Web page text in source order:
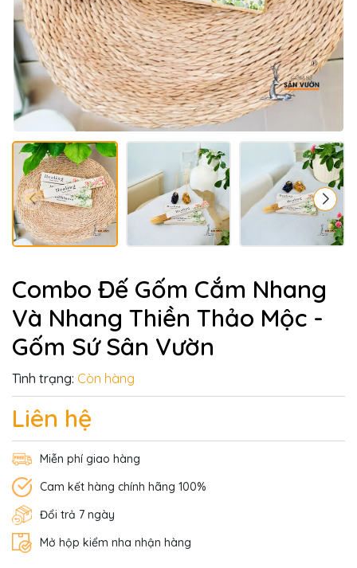
Combo Đế Gốm Cắm Nhang
Và Nhang Thiền Thảo Mộc -
Gốm Sứ Sân Vườn
Tình trạng: Còn hàng
Liên hệ
Miễn phí giao hàng
Cam kết hàng chính hãng 100%
Đổi trả 7 ngày
Mở hộp kiểm nha nhận hàng